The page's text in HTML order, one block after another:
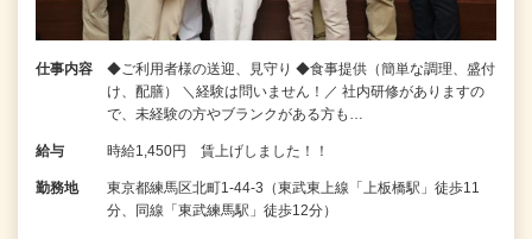
仕事内容
◆ご利用者様の送迎、見守り ◆食事提供（簡単な調理、盛付
け、配膳） ＼経験は問いません！／ 社内研修がありますの
で、未経験の方やブランクがある方も…
給与 時給1,450円 賃上げしました！！
勤務地
東京都練馬区北町1-44-3（東武東上線「上板橋駅」徒歩11
分、同線「東武練馬駅」徒歩12分）